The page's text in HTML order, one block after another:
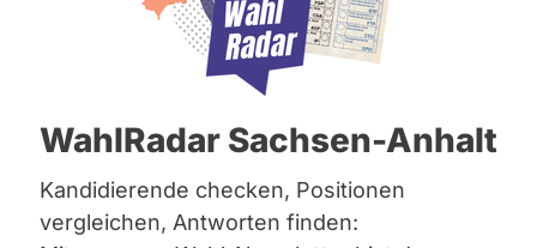
Bremen
Hamburg
Mecklenburg-Vorpommern
Nordrhein-Westfalen
Saarland
Sachsen
Sachsen-Anhalt
WahlRadar Sachsen-Anhalt
Kandidierende checken, Positionen
vergleichen, Antworten finden:
08.07.2026
Warum soll der Zugang zu staatlichen
Informationen erschwert werden und
das IFG zu einem zahnlosen Tiger
degradiert werden?